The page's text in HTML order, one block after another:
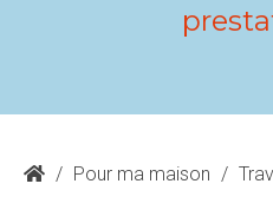
/ Pour ma maison /